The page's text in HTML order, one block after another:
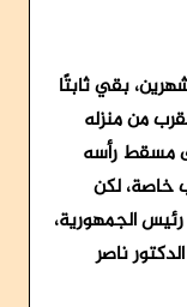
بقي ثابتًا
من منزله
مسقط رأسه
خاصة، لكن
الجمهورية،
ناصر